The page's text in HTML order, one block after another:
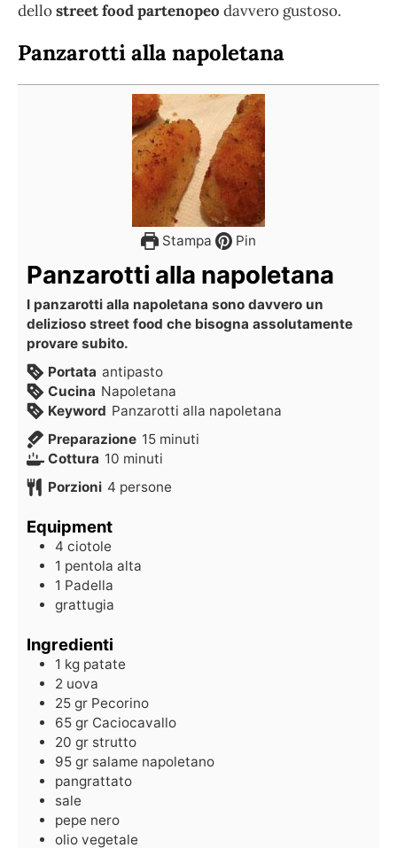
dellostreet food partenopeo davvero gustoso.
Panzarotti alla napoletana
Stampa Pin
Panzarotti alla napoletana
I panzarotti alla napoletana sono davvero un
delizioso street food che bisogna assolutamente
provare subito.
Portata antipasto
Cucina Napoletana
Keyword Panzarotti alla napoletana
Preparazione 15 minuti
Cottura 10 minuti
Porzioni 4 persone
Equipment
4 ciotole
1 pentola alta
1 Padella
grattugia
Ingredienti
1 kg patate
2 uova
25 gr Pecorino
65 gr Caciocavallo
20 gr strutto
95 gr salame napoletano
pangrattato
sale
pepe nero
olio vegetale